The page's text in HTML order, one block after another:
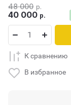
48 000 р.
40 000 р.
К сравнению
В избранное